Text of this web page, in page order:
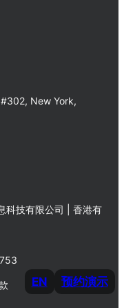
EN 预约演示
New York,
技有限公司 | 香港有